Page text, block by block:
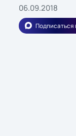
06.09.2018
Подписаться